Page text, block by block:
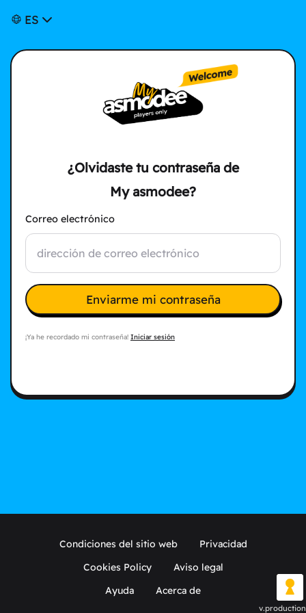
ES
¿Olvidaste tu contraseña de
My asmodee?
Correo electrónico
Enviarme mi contraseña
¡Ya he recordado mi contraseña! Iniciar sesión
Condiciones del sitio web
Privacidad
Cookies Policy
Aviso legal
Ayuda
Acerca de
v.production